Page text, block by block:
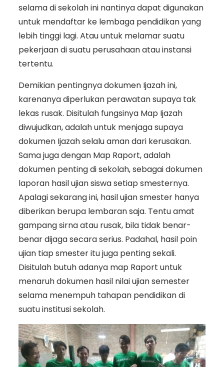
selama di sekolah ini nantinya dapat digunakan
untuk mendaftar ke lembaga pendidikan yang
lebih tinggi lagi. Atau untuk melamar suatu
pekerjaan di suatu perusahaan atau instansi
tertentu.
Demikian pentingnya dokumen Ijazah ini,
karenanya diperlukan perawatan supaya tak
lekas rusak. Disitulah fungsinya Map Ijazah
diwujudkan, adalah untuk menjaga supaya
dokumen Ijazah selalu aman dari kerusakan.
Sama juga dengan Map Raport, adalah
dokumen penting di sekolah, sebagai dokumen
laporan hasil ujian siswa setiap smesternya.
Apalagi sekarang ini, hasil ujian smester hanya
diberikan berupa lembaran saja. Tentu amat
gampang sirna atau rusak, bila tidak benar-
benar dijaga secara serius. Padahal, hasil poin
ujian tiap smester itu juga penting sekali.
Disitulah butuh adanya map Raport untuk
menaruh dokumen hasil nilai ujian semester
selama menempuh tahapan pendidikan di
suatu institusi sekolah.